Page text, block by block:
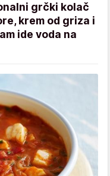
grčki kolač
krem od griza i
ide voda na